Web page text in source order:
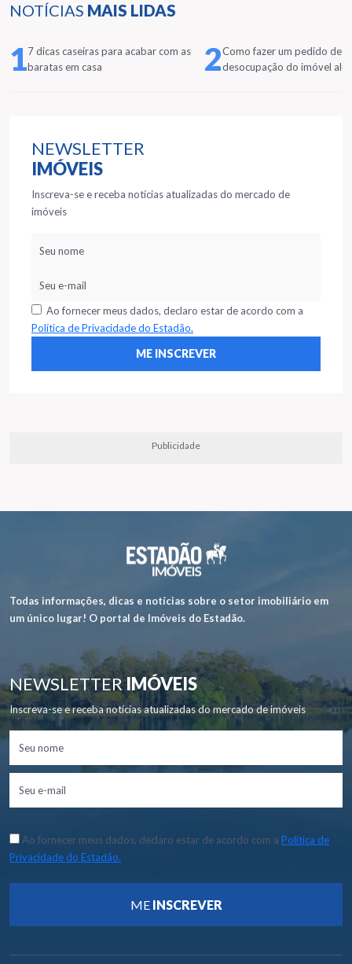
NOTÍCIAS MAIS LIDAS
17 dicas caseiras para acabar com as
baratas em casa
2Como fazer um pedido de
desocupação do imóvel
NEWSLETTER
IMÓVEIS
Inscreva-se e receba notícias atualizadas do mercado de
imóveis
Ao fornecer meus dados, declaro estar de acordo com a
Política de Privacidade do Estadão.
Publicidade
Todas informações, dicas e notícias sobre o setor imobiliário em
um único lugar! O portal de Imóveis do Estadão.
NEWSLETTERIMÓVEIS
Inscreva-se e receba notícias atualizadas do mercado de imóveis
Ao fornecer meus dados, declaro estar de acordo com a Política de
Privacidade do Estadão.
ME INSCREVER